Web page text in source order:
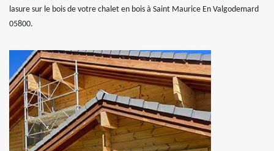
lasure sur le bois de votre chalet en bois à Saint Maurice En Valgodemard
05800.